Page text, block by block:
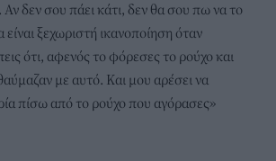
Αν δεν σου πάει κάτι, δεν θα σου πω να το
είναι ξεχωριστή ικανοποίηση όταν
ότι, αφενός το φόρεσες το ρούχο και
με αυτό. Και μου αρέσει να
πίσω από το ρούχο που αγόρασες»